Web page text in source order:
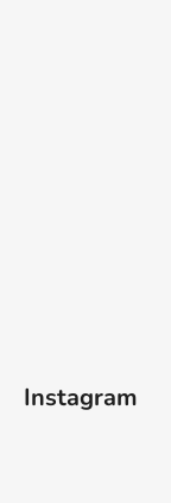
Instagram